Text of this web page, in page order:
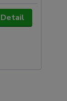
Detail